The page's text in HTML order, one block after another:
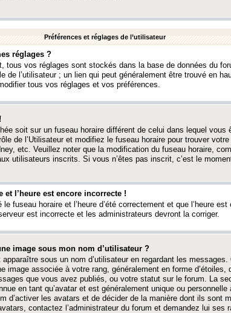
Préférences et réglages de l’utilisateur
réglages ?
tous vos réglages sont stockés dans la base de données du
de l’utilisateur ; un lien qui peut généralement être trouvé en
tous vos réglages et vos préférences.
soit sur un fuseau horaire différent de celui dans lequel vous
de l’Utilisateur et modifiez le fuseau horaire pour trouver
etc. Veuillez noter que la modification du fuseau horaire,
utilisateurs inscrits. Si vous n’êtes pas inscrit, c’est le
et l’heure est encore incorrecte !
fuseau horaire et l’heure d’été correctement et que l’heure est
est incorrecte et les administrateurs devront la corriger.
image sous mon nom d’utilisateur ?
apparaître sous un nom d’utilisateur en regardant les
image associée à votre rang, généralement en forme d’étoiles,
que vous avez publiés, ou votre statut sur le forum. La
en tant qu’avatar et est généralement unique ou personnelle
d’activer les avatars et de décider de la manière dont ils sont
contactez l’administrateur du forum et demandez lui ses